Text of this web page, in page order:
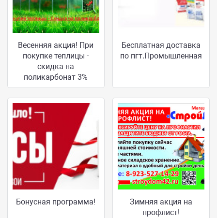
Весенняя акция! При
покупке теплицы -
скидка на
поликарбонат 3%
Бесплатная доставка
по пгт.Промышленная
Бонусная программа!
Зимняя акция на
профлист!